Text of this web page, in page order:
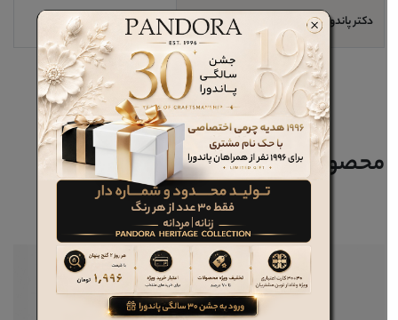
دکتر پاندورا خیر
محصولات مرتبط